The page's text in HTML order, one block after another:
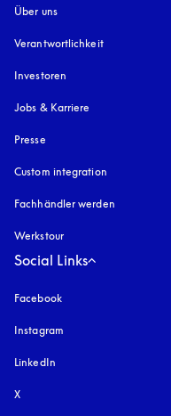
Über uns
Verantwortlichkeit
Investoren
Jobs & Karriere
Presse
Custom integration
Fachhändler werden
Werkstour
Social Links
Facebook
Instagram
LinkedIn
X